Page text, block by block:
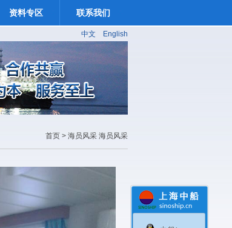
资料专区 联系我们
中文 English
首页 > 海员风采 海员风采